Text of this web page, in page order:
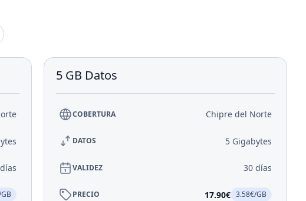
5 GB Datos
COBERTURA Chipre del Norte
DATOS 5 Gigabytes
VALIDEZ 30 días
PRECIO 17.90€ 3.58€/GB